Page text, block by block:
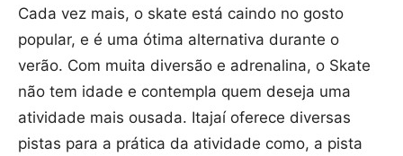
Cada vez mais, o skate está caindo no gosto
popular, e é uma ótima alternativa durante o
verão. Com muita diversão e adrenalina, o Skate
não tem idade e contempla quem deseja uma
atividade mais ousada. Itajaí oferece diversas
pistas para a prática da atividade como, a pista